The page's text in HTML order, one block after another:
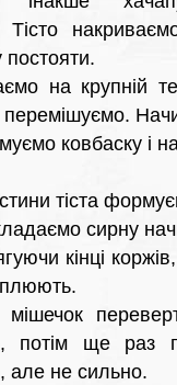
Тісто
на крупній
перемішуємо.
ковбаску і
тіста
сирну
кінці
потім ще раз
але не сильно.